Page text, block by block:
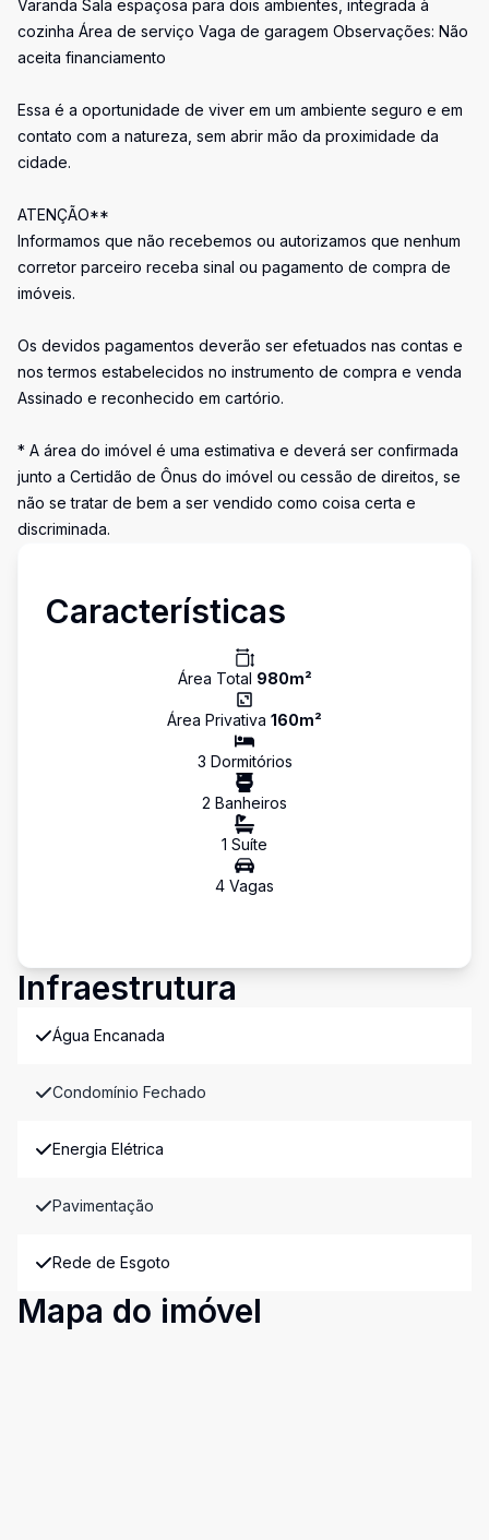
Varanda Sala espaçosa para dois ambientes, integrada à
cozinha Área de serviço Vaga de garagem Observações: Não
aceita financiamento
Essa é a oportunidade de viver em um ambiente seguro e em
contato com a natureza, sem abrir mão da proximidade da
cidade.
ATENÇÃO**
Informamos que não recebemos ou autorizamos que nenhum
corretor parceiro receba sinal ou pagamento de compra de
imóveis.
Os devidos pagamentos deverão ser efetuados nas contas e
nos termos estabelecidos no instrumento de compra e venda
Assinado e reconhecido em cartório.
* A área do imóvel é uma estimativa e deverá ser confirmada
junto a Certidão de Ônus do imóvel ou cessão de direitos, se
não se tratar de bem a ser vendido como coisa certa e
discriminada.
Características
Área Total 980m²
Área Privativa 160m²
3 Dormitórios
2 Banheiros
1 Suíte
4 Vagas
Infraestrutura
Água Encanada
Condomínio Fechado
Energia Elétrica
Pavimentação
Rede de Esgoto
Mapa do imóvel